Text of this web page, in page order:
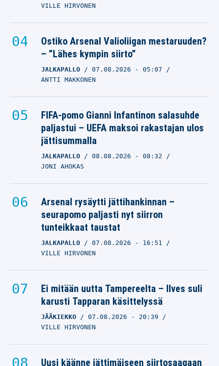
VILLE HIRVONEN
Ostiko Arsenal Valioliigan mestaruuden?
– ”Lähes kympin siirto”
JALKAPALLO 07.08.2026 - 05:07
ANTTI MAKKONEN
FIFA-pomo Gianni Infantinon salasuhde
paljastui – UEFA maksoi rakastajan ulos
jättisummalla
JALKAPALLO 08.08.2026 - 08:32
JONI AHOKAS
Arsenal rysäytti jättihankinnan –
seurapomo paljasti nyt siirron
tunteikkaat taustat
JALKAPALLO 07.08.2026 - 16:51
VILLE HIRVONEN
Ei mitään uutta Tampereelta – Ilves suli
karusti Tapparan käsittelyssä
JÄÄKIEKKO 07.08.2026 - 20:39
VILLE HIRVONEN
Uusi käänne jättimäiseen siirtosaagaan